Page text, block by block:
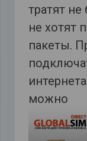
тратят
не хотят
пакеты.
можно